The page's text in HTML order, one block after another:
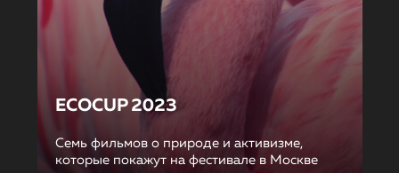
ECOCUP 2023
Семь фильмов о природе и активизме,
которые покажут на фестивале в Москве